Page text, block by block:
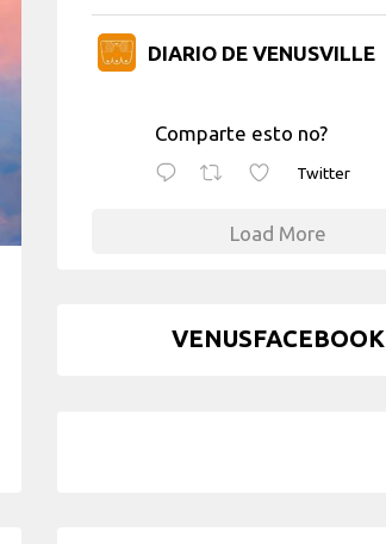
DIARIO DE VENUSVILLE
Comparte esto no?
Twitter
Load More
VENUSFACEBOOK